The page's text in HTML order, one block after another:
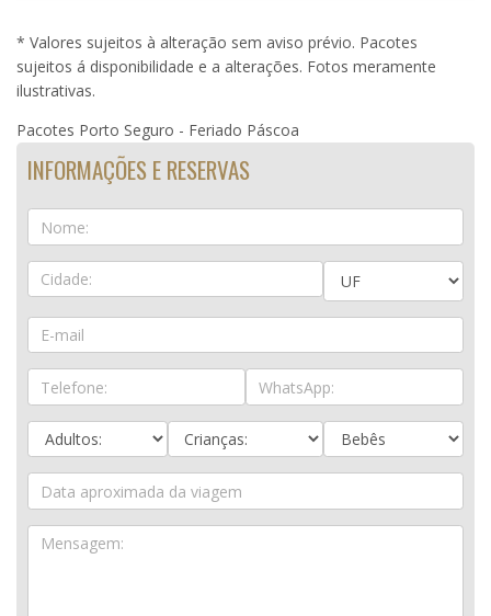
* Valores sujeitos à alteração sem aviso prévio. Pacotes
sujeitos á disponibilidade e a alterações. Fotos meramente
ilustrativas.
Pacotes Porto Seguro - Feriado Páscoa
INFORMAÇÕES E RESERVAS